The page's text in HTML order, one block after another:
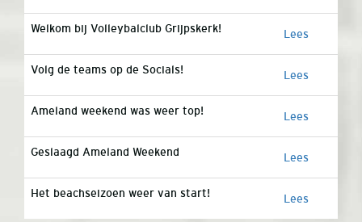
Welkom bij Volleybalclub Grijpskerk! Lees
Volg de teams op de Socials! Lees
Ameland weekend was weer top! Lees
Geslaagd Ameland Weekend Lees
Het beachseizoen weer van start! Lees